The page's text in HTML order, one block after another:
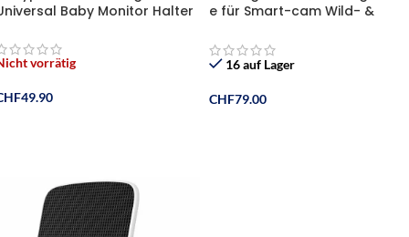
Baby Monitor Halter
vorrätig
49.90
e für Smart-cam Wild- &
16 auf Lager
CHF79.00